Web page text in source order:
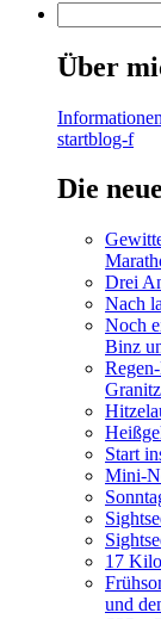
Über
startblog-f
Die
Drei
Nach
Noch
Binz
Start
Mini-
17
und